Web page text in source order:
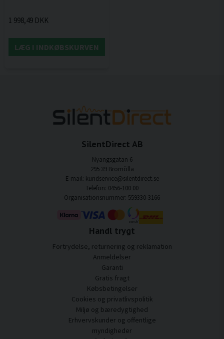
1 998,49 DKK
LÆG I INDKØBSKURVEN
SilentDirect AB
Nyängsgatan 6
295 39 Bromölla
E-mail: kundservice@silentdirect.se
Telefon: 0456-100 00
Organisationsnummer: 559330-3166
Handl trygt
Fortrydelse, returnering og reklamation
Anmeldelser
Garanti
Gratis fragt
Købsbetingelser
Cookies og privatlivspolitik
Miljø og bæredygtighed
Erhvervskunder og offentlige
myndigheder